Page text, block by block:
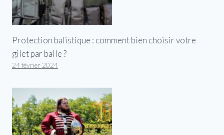
Protection balistique : comment bien choisir votre
gilet par balle ?
24 février 2024